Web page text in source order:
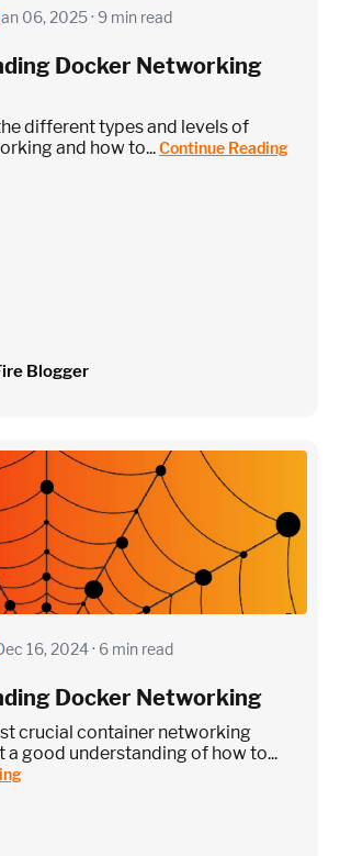
06, 2025 · 9 min read
Docker Networking
different types and levels of
and how to...Continue Reading
Blogger
16, 2024 · 6 min read
Docker Networking
crucial container networking
a good understanding of how to...